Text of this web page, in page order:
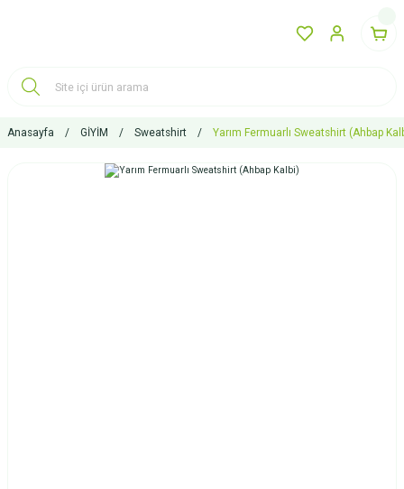
Anasayfa GİYİM Sweatshirt Yarım Fermuarlı Sweatshirt (Ahbap